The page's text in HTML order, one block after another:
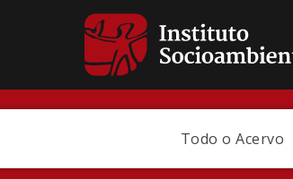
Todo o Acervo